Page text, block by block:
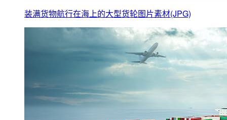
装满货物航行在海上的大型货轮图片素材(JPG)